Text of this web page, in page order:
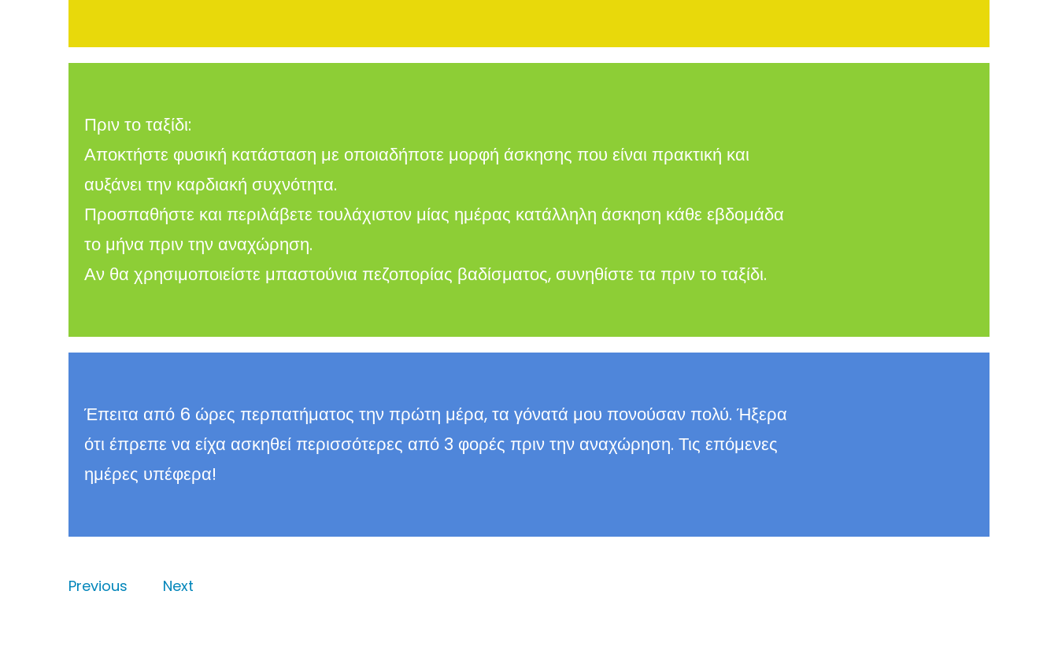
Πριν το ταξίδι:
Αποκτήστε φυσική κατάσταση με οποιαδήποτε μορφή άσκησης που είναι πρακτική και
αυξάνει την καρδιακή συχνότητα.
Προσπαθήστε και περιλάβετε τουλάχιστον μίας ημέρας κατάλληλη άσκηση κάθε εβδομάδα
το μήνα πριν την αναχώρηση.
Αν θα χρησιμοποιείστε μπαστούνια πεζοπορίας βαδίσματος, συνηθίστε τα πριν το ταξίδι.
Έπειτα από 6 ώρες περπατήματος την πρώτη μέρα, τα γόνατά μου πονούσαν πολύ. Ήξερα
ότι έπρεπε να είχα ασκηθεί περισσότερες από 3 φορές πριν την αναχώρηση. Τις επόμενες
ημέρες υπέφερα!
Previous Next